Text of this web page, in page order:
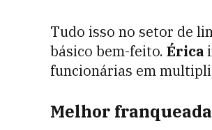
Tudo isso no setor de
básico bem-feito. Érica
funcionárias em
Melhor